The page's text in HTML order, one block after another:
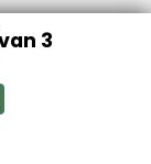
Finance
3